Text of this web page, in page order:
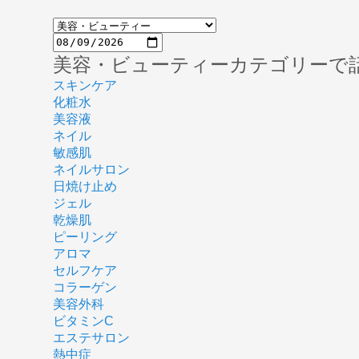
美容・ビューティーカテゴリーで
スキンケア
化粧水
美容液
ネイル
敏感肌
ネイルサロン
日焼け止め
ジェル
乾燥肌
ピーリング
アロマ
セルフケア
コラーゲン
美容外科
ビタミンC
エステサロン
熱中症